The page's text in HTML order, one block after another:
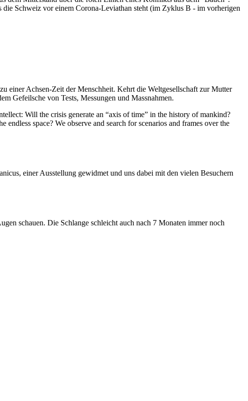
Schweiz vor einem Corona-Leviathan steht (im Zyklus B - im vorherigen
einer Achsen-Zeit der Menschheit. Kehrt die Weltgesellschaft zur Mutter
Gefeilsche von Tests, Messungen und Massnahmen.
Will the crisis generate an “axis of time” in the history of mankind?
space? We observe and search for scenarios and frames over the
einer Ausstellung gewidmet und uns dabei mit den vielen Besuchern
schauen. Die Schlange schleicht auch nach 7 Monaten immer noch